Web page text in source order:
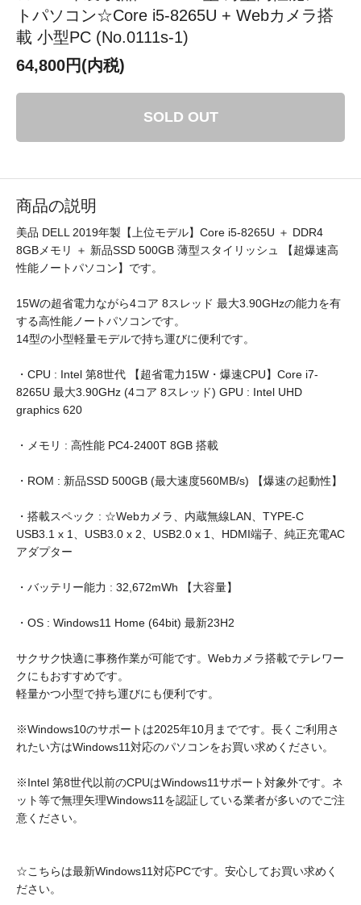
トパソコン☆Core i5-8265U + Webカメラ搭
載 小型PC (No.0111s-1)
64,800円(内税)
SOLD OUT
商品の説明
美品 DELL 2019年製【上位モデル】Core i5-8265U ＋ DDR4
8GBメモリ ＋ 新品SSD 500GB 薄型スタイリッシュ 【超爆速高
性能ノートパソコン】です。
15Wの超省電力ながら4コア 8スレッド 最大3.90GHzの能力を有
する高性能ノートパソコンです。
14型の小型軽量モデルで持ち運びに便利です。
・CPU : Intel 第8世代 【超省電力15W・爆速CPU】Core i7-
8265U 最大3.90GHz (4コア 8スレッド) GPU : Intel UHD
graphics 620
・メモリ : 高性能 PC4-2400T 8GB 搭載
・ROM : 新品SSD 500GB (最大速度560MB/s) 【爆速の起動性】
・搭載スペック : ☆Webカメラ、内蔵無線LAN、TYPE-C
USB3.1 x 1、USB3.0 x 2、USB2.0 x 1、HDMI端子、純正充電AC
アダプター
・バッテリー能力 : 32,672mWh 【大容量】
・OS : Windows11 Home (64bit) 最新23H2
サクサク快適に事務作業が可能です。Webカメラ搭載でテレワー
クにもおすすめです。
軽量かつ小型で持ち運びにも便利です。
※Windows10のサポートは2025年10月までです。長くご利用さ
れたい方はWindows11対応のパソコンをお買い求めください。
※Intel 第8世代以前のCPUはWindows11サポート対象外です。ネ
ット等で無理矢理Windows11を認証している業者が多いのでご注
意ください。
☆こちらは最新Windows11対応PCです。安心してお買い求めく
ださい。